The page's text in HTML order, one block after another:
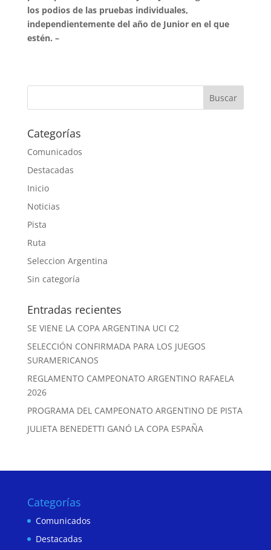
los podios de las pruebas individuales,
independientemente del año de Junior en el que
estén. –
Categorías
Comunicados
Destacadas
Inicio
Noticias
Pista
Ruta
Seleccion Argentina
Sin categoría
Entradas recientes
SE VIENE LA COPA ARGENTINA UCI C2
SELECCIÓN CONFIRMADA PARA LOS JUEGOS
SURAMERICANOS
REGLAMENTO CAMPEONATO ARGENTINO RAFAELA
2026
PROGRAMA DEL CAMPEONATO ARGENTINO DE PISTA
JULIETA BENEDETTI GANÓ LA COPA ESPAÑA
Categorías
Comunicados
Destacadas